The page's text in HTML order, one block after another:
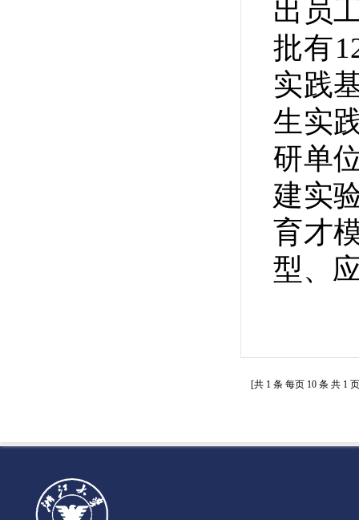
出员
批有
实践
生实
研单
建实
育才
型、
[共 1 条 每页 10 条 共 1